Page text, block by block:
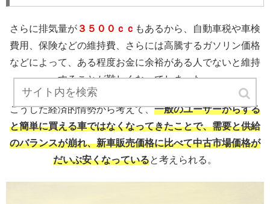
さらに排気量が ３５００ｃｃ もあるから、自動車税や車検
費用、保険などの維持費、さらには高騰するガソリン価格
などによって、ある程度お金に余裕がある人でないと維持
することが難しくなってしまった。
こうした経済的情勢から考えて、一般のユーザーからする
と簡単に買える車ではなくなってきたことで、需要と供給
のバランスが崩れ、新車販売価格に比べて中古市場価格が
だいぶ安くなっていると考えられる。